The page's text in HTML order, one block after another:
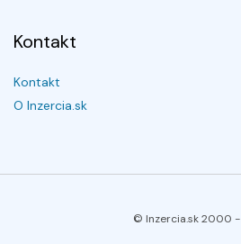
Kontakt
Kontakt
O Inzercia.sk
© Inzercia.sk 2000 -